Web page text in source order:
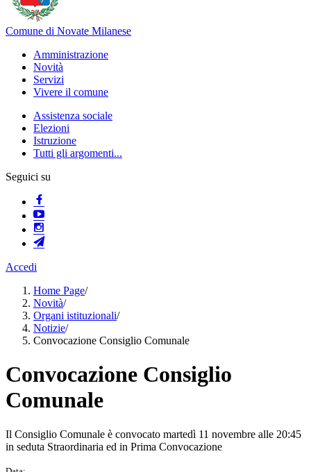
Comune di Novate Milanese
Amministrazione
Novità
Servizi
Vivere il comune
Assistenza sociale
Elezioni
Istruzione
Tutti gli argomenti...
Seguici su
Accedi
Home Page/
Novità/
Organi istituzionali/
Notizie/
Convocazione Consiglio Comunale
Convocazione Consiglio
Comunale
Il Consiglio Comunale è convocato martedì 11 novembre alle 20:45
in seduta Straordinaria ed in Prima Convocazione